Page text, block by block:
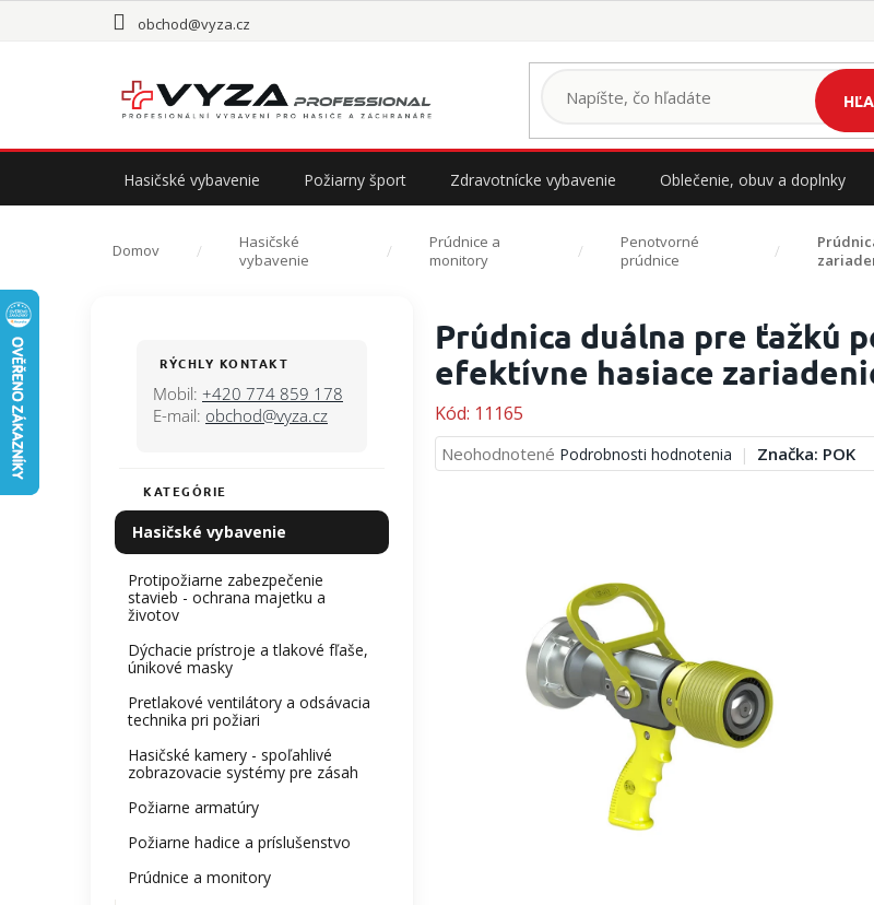
obchod@vyza.cz
Hasičské vybavenie Požiarny šport Zdravotnícke vybavenie Oblečenie, obuv a doplnky
Domov
Hasičské
vybavenie
Prúdnice a
monitory
Penotvorné
prúdnice
RÝCHLY KONTAKT
Mobil: +420 774 859 178
E-mail: obchod@vyza.cz
Preskočiť
kategórie
KATEGÓRIE
Hasičské vybavenie
Protipožiarne zabezpečenie
stavieb - ochrana majetku a
životov
Dýchacie prístroje a tlakové fľaše,
únikové masky
Pretlakové ventilátory a odsávacia
technika pri požiari
Hasičské kamery - spoľahlivé
zobrazovacie systémy pre zásah
Požiarne armatúry
Požiarne hadice a príslušenstvo
Prúdnice a monitory
Prúdnica duálna pre ťažkú
efektívne hasiace
Kód: 11165
Priemerné
hodnotenie
Neohodnotené Podrobnosti hodnotenia Značka: POK